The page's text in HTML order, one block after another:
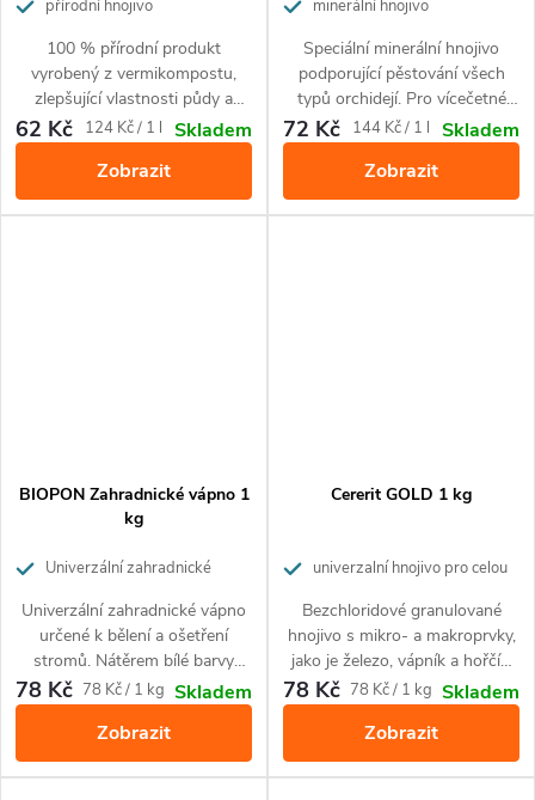
přírodní hnojivo
100 % přírodní produkt
vyrobený z vermikompostu,
zlepšující vlastnosti půdy a
obohacující půdu o živiny.
Zajišťuje krásný vzhled rostlin.
Je určený pro použití při
pěstování všech druhů
okrasných rostlin a zeleniny.
62 Kč
Měrná
124 Kč / 1 l
Skladem
Zobrazit
minerální hnojivo
Speciální minerální hnojivo
podporující pěstování všech
typů orchidejí. Pro vícečetné
kvetení a krásnou barvu listů.
72 Kč
Měrná
144 Kč / 1 l
Skladem
Zobrazit
BIOPON Zahradnické vápno 1
kg
Univerzální zahradnické
odkyselení půdy
Univerzální zahradnické vápno
určené k bělení a ošetření
stromů. Nátěrem bílé barvy
chrání okrasné a ovocné
stromy před poškozením
sluncem a zároveň snižuje
kyselost půdy, jejíž pH je příliš
nízké. Ošetření stromů vápnem
78 Kč Měrná
78 Kč / 1 kg Skladem
Zobrazit
Cererit GOLD 1 kg
univerzalní hnojivo pro celou
Bezchloridové granulované
hnojivo s mikro- a makroprvky,
jako je železo, vápník a hořčík.
Je určené k výživě ovoce,
zeleniny, chmele a okrasných
rostlin.
78 Kč Měrná
78 Kč / 1 kg Skladem
Zobrazit